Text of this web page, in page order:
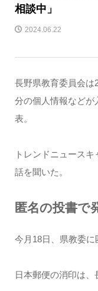
相談中」
2024.06.22
長野県教育委員会は
分の個人情報などが
表。
トレンドニュース
話を聞いた。
匿名の投書で
今月18日、県教委に
日本郵便の消印は、